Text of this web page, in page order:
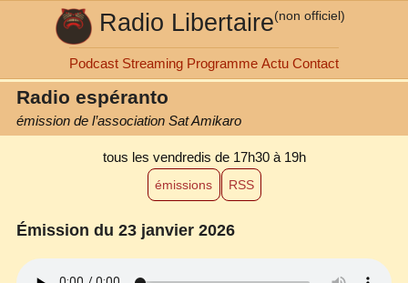
Radio Libertaire(non officiel)
Podcast Streaming Programme Actu Contact
Radio espéranto
émission de l’association Sat Amikaro
tous les vendredis de 17h30 à 19h
émissions RSS
Émission du 23 janvier 2026